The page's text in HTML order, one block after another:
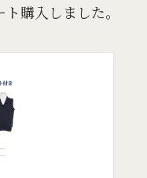
購入しました。